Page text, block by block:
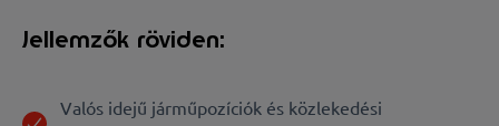
Jellemzők röviden:
Valós idejű járműpozíciók és közlekedési